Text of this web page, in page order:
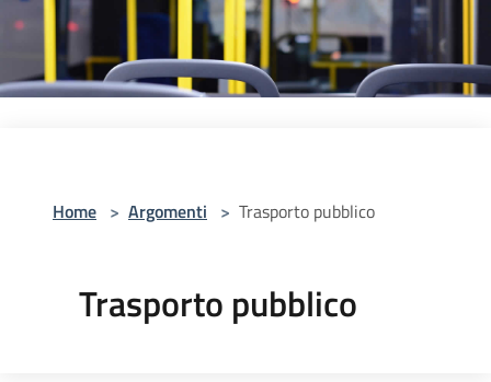
Home > Argomenti > Trasporto pubblico
Trasporto pubblico